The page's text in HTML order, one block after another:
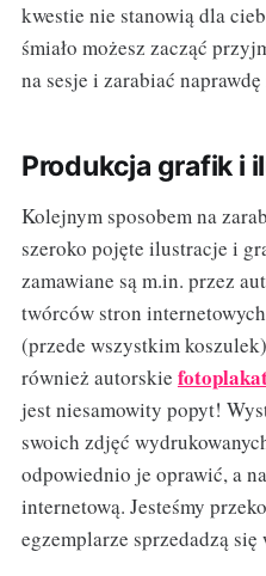
kwestie nie stanowią dla
śmiało możesz zacząć
na sesje i zarabiać
Produkcja grafik i
Kolejnym sposobem na
szeroko pojęte ilustracje i
zamawiane są m.in. przez
twórców stron
(przede wszystkim
również autorskie
jest niesamowity popyt!
swoich zdjęć
odpowiednio je oprawić, a
internetową. Jesteśmy
egzemplarze sprzedadzą